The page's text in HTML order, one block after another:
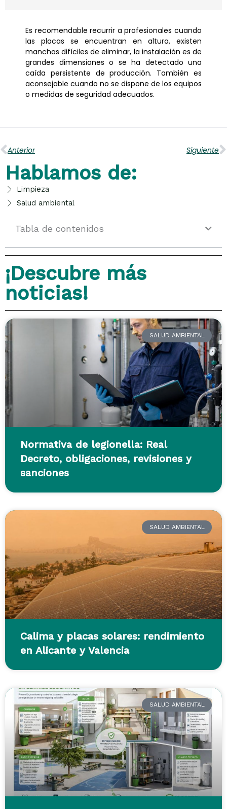
Es recomendable recurrir a profesionales cuando
las placas se encuentran en altura, existen
manchas difíciles de eliminar, la instalación es de
grandes dimensiones o se ha detectado una
caída persistente de producción. También es
aconsejable cuando no se dispone de los equipos
o medidas de seguridad adecuados.
Anterior Siguiente
Hablamos de:
Limpieza
Salud ambiental
Tabla de contenidos
¡Descubre más
noticias!
SALUD AMBIENTAL
Normativa de legionella: Real
Decreto, obligaciones, revisiones y
sanciones
SALUD AMBIENTAL
Calima y placas solares: rendimiento
en Alicante y Valencia
SALUD AMBIENTAL